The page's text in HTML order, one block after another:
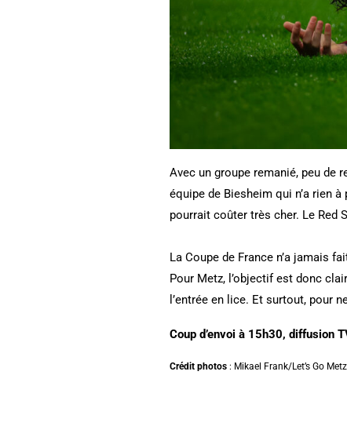
Avec un groupe remanié, peu de
équipe de Biesheim qui n’a rien
pourrait coûter très cher. Le Red
La Coupe de France n’a jamais
Pour Metz, l’objectif est donc
l’entrée en lice. Et surtout, pour
Coup d’envoi à 15h30, diffusion
Crédit photos : Mikael Frank/Let’s Go